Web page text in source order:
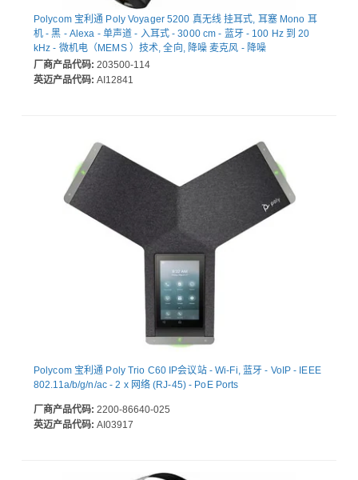
Polycom 宝利通 Poly Voyager 5200 真无线 挂耳式, 耳塞 Mono 耳
机 - 黑 - Alexa - 单声道 - 入耳式 - 3000 cm - 蓝牙 - 100 Hz 到 20
kHz - 微机电（MEMS ）技术, 全向, 降噪 麦克风 - 降噪
厂商产品代码: 203500-114
英迈产品代码: AI12841
Polycom 宝利通 Poly Trio C60 IP会议站 - Wi-Fi, 蓝牙 - VoIP - IEEE
802.11a/b/g/n/ac - 2 x 网络 (RJ-45) - PoE Ports
厂商产品代码: 2200-86640-025
英迈产品代码: AI03917